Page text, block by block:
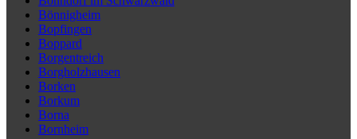
Bönnigheim
Bopfingen
Boppard
Borgentreich
Borgholzhausen
Borken
Borkum
Borna
Bornheim